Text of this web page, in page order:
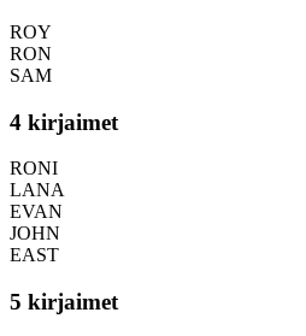
ROY
RON
SAM
4 kirjaimet
RONI
LANA
EVAN
JOHN
EAST
5 kirjaimet